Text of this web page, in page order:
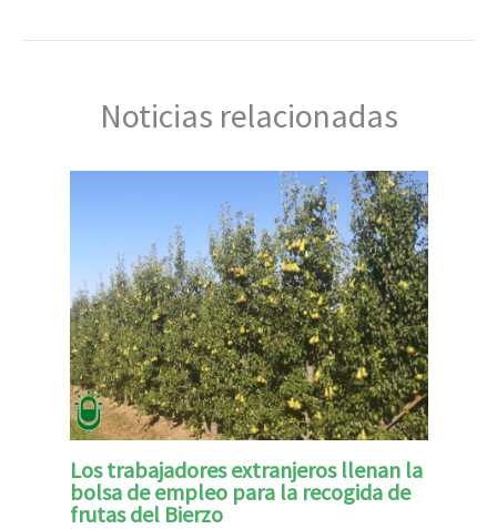
Noticias relacionadas
Los trabajadores extranjeros llenan la
bolsa de empleo para la recogida de
frutas del Bierzo